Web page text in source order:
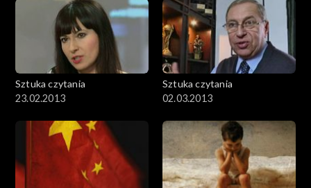
Sztuka czytania
23.02.2013
Sztuka czytania
02.03.2013